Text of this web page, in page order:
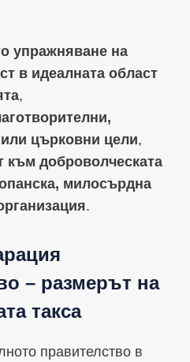
упражняване на
в идеалната област
,
църковни цели,
към доброволческата
милосърдна
.
– размерът на
такса
правителство в